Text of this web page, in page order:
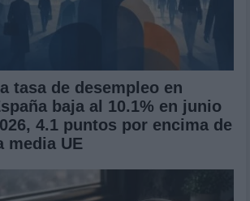
tasa de desempleo en
baja al 10.1% en junio
4.1 puntos por encima de
media UE